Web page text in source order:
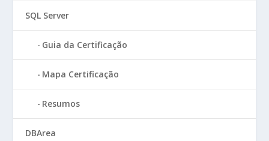
SQL Server
Guia da Certificação
Mapa Certificação
Resumos
DBArea